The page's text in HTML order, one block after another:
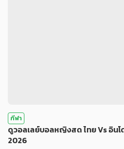
กีฬา
ดูวอลเลย์บอลหญิงสด ไทย Vs อินโ
2026